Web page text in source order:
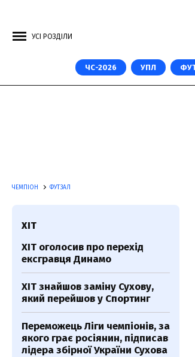
УСІ РОЗДІЛИ
ЧС-2026 УПЛ
ЧЕМПІОН ФУТЗАЛ
ХІТ
ХІТ оголосив про перехід
ексгравця Динамо
ХІТ знайшов заміну Сухову,
який перейшов у Спортинг
Переможець Ліги чемпіонів, за
якого грає росіянин, підписав
лідера збірної України Сухова